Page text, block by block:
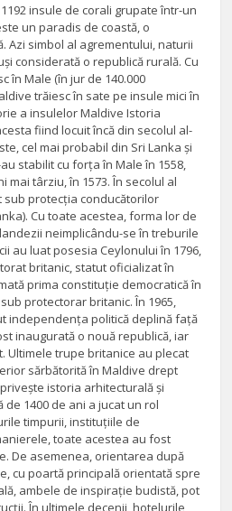
insule de corali grupate într-un
un paradis de coastă, o
Azi simbol al agrementului, naturii
considerată o republică rurală. Cu
în Male (în jur de 140.000
trăiesc în sate pe insule mici în
a insulelor Maldive Istoria
fiind locuit încă din secolul al-
cel mai probabil din Sri Lanka și
stabilit cu forța în Male în 1558,
mai târziu, în 1573. În secolul al
sub protecția conducătorilor
Cu toate acestea, forma lor de
neimplicându-se în treburile
au luat posesia Ceylonului în 1796,
britanic, statut oficializat în
prima constituție democratică în
protectorar britanic. În 1965,
independența politică deplină față
inaugurată o nouă republică, iar
Ultimele trupe britanice au plecat
sărbătorită în Maldive drept
istoria arhitecturală și
1400 de ani a jucat un rol
timpurii, instituțiile de
toate acestea au fost
De asemenea, orientarea după
cu poartă principală orientată spre
ambele de inspirație budistă, pot
În ultimele decenii, hotelurile